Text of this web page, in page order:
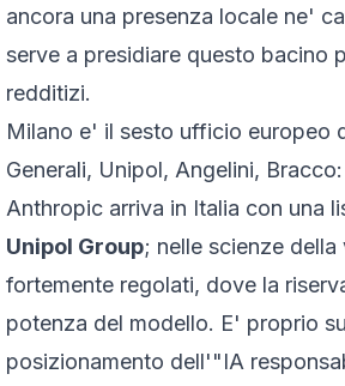
ancora una presenza locale ne'
serve a presidiare questo bacino
redditizi.
Milano e' il sesto ufficio europeo
Generali, Unipol, Angelini,
Anthropic arriva in Italia con una
Unipol Group; nelle scienze
fortemente regolati, dove la
potenza del modello. E' proprio
posizionamento dell'"IA